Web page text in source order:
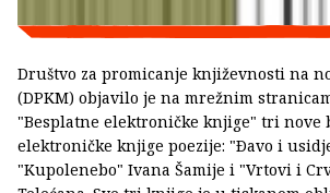
Društvo za promicanje književnosti na
(DPKM) objavilo je na mrežnim
"Besplatne elektroničke knjige" tri nove
elektroničke knjige poezije: "Ðavo i
"Kupolenebo" Ivana Šamije i "Vrtovi i